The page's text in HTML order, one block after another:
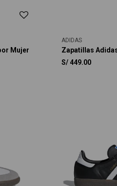
Mujer
ADIDAS
Zapatillas
S/ 449.00